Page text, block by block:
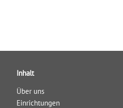
Inhalt
Über uns
Einrichtungen